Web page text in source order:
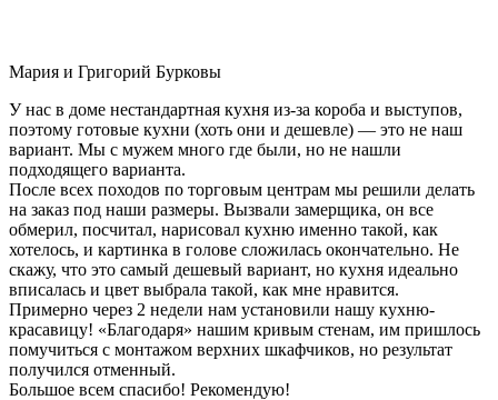
Мария и Григорий Бурковы
У нас в доме нестандартная кухня из-за короба и выступов,
поэтому готовые кухни (хоть они и дешевле) — это не наш
вариант. Мы с мужем много где были, но не нашли
подходящего варианта.
После всех походов по торговым центрам мы решили делать
на заказ под наши размеры. Вызвали замерщика, он все
обмерил, посчитал, нарисовал кухню именно такой, как
хотелось, и картинка в голове сложилась окончательно. Не
скажу, что это самый дешевый вариант, но кухня идеально
вписалась и цвет выбрала такой, как мне нравится.
Примерно через 2 недели нам установили нашу кухню-
красавицу! «Благодаря» нашим кривым стенам, им пришлось
помучиться с монтажом верхних шкафчиков, но результат
получился отменный.
Большое всем спасибо! Рекомендую!